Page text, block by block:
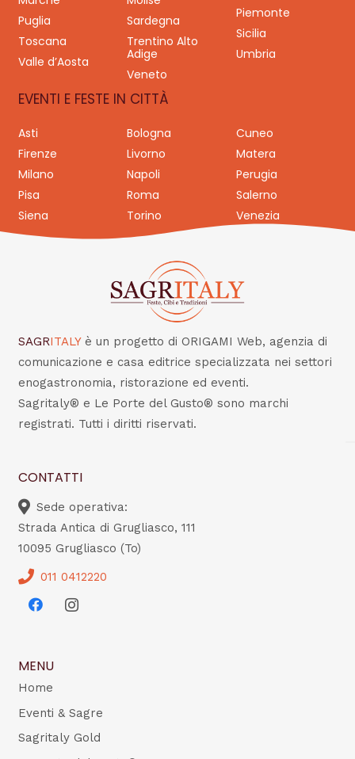
Piemonte
Puglia
Sardegna
Sicilia
Toscana
Trentino Alto
Adige
Umbria
Valle d’Aosta
Veneto
EVENTI E FESTE IN CITTÀ
Asti Bologna
Cuneo
Firenze
Livorno
Matera
Milano
Napoli
Perugia
Pisa
Roma
Salerno
Siena
Torino Venezia
SAGRITALY è un progetto di ORIGAMI Web, agenzia di
comunicazione e casa editrice specializzata nei settori
enogastronomia, ristorazione ed eventi.
Sagritaly® e Le Porte del Gusto® sono marchi
registrati. Tutti i diritti riservati.
CONTATTI
Sede operativa:
Strada Antica di Grugliasco, 111
10095 Grugliasco (To)
011 0412220
MENU
Home
Eventi & Sagre
Sagritaly Gold